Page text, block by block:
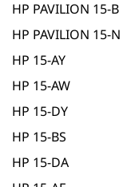
HP PAVILION 15-B
HP PAVILION 15-N
HP 15-AY
HP 15-AW
HP 15-DY
HP 15-BS
HP 15-DA